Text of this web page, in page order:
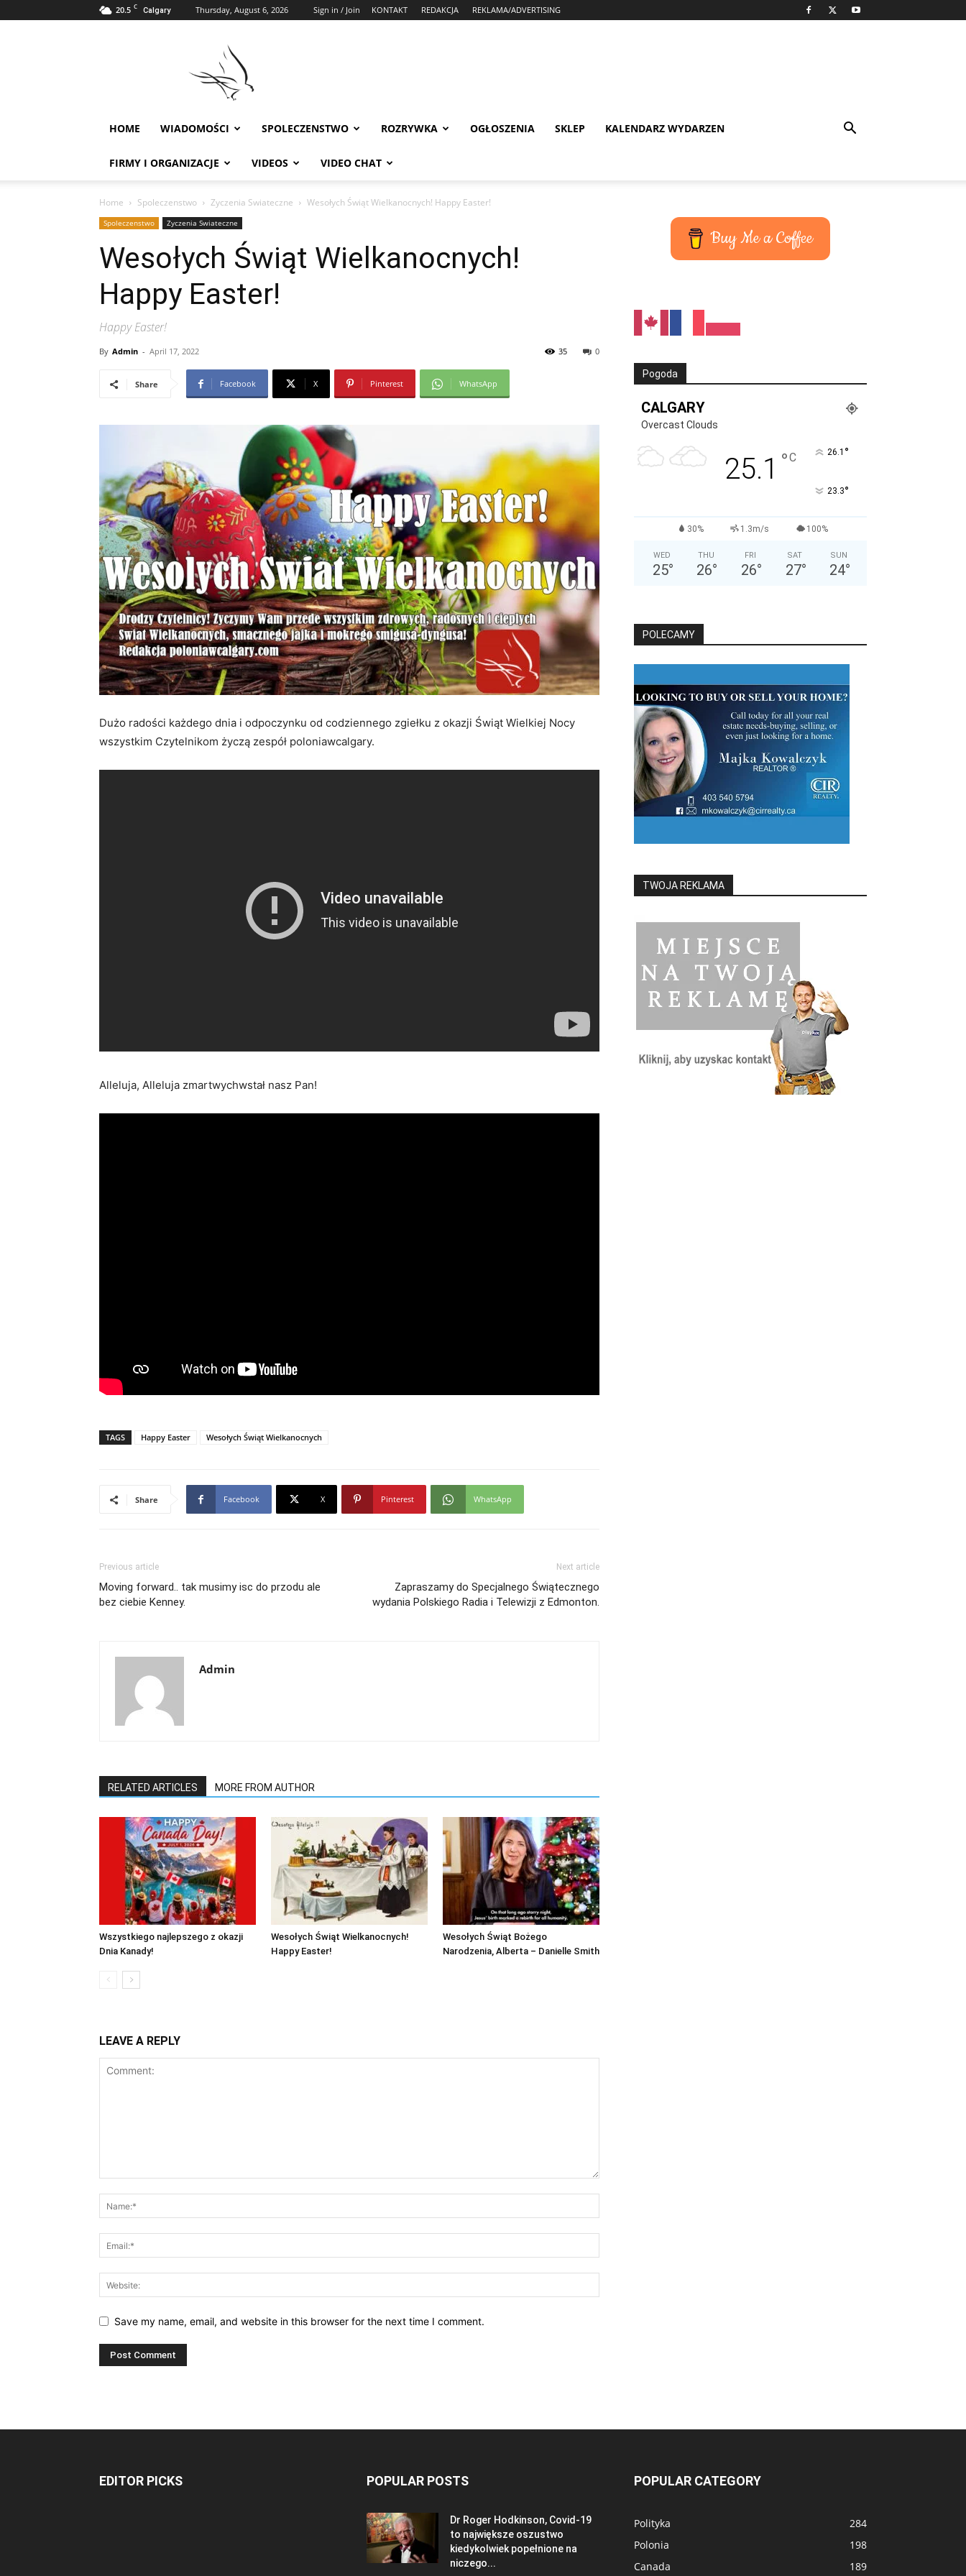
20.5 C Calgary Thursday, August 6, 2026 Sign in / Join KONTAKT REDAKCJA REKLAMA/ADVERTISING
Polonia
w
Calgary
HOME WIADOMOŚCI SPOLECZENSTWO ROZRYWKA OGŁOSZENIA SKLEP KALENDARZ WYDARZEN
FIRMY I ORGANIZACJE VIDEOS VIDEO CHAT
Home Spoleczenstwo Zyczenia Swiateczne Wesołych Świąt Wielkanocnych! Happy Easter!
Spoleczenstwo Zyczenia Swiateczne
Wesołych Świąt Wielkanocnych!
Happy Easter!
Happy Easter!
By Admin - April 17, 2022 0
35
Share Facebook X Pinterest WhatsApp
Dużo radości każdego dnia i odpoczynku od codziennego zgiełku z okazji Świąt Wielkiej Nocy
wszystkim Czytelnikom życzą zespół poloniawcalgary.
Alleluja, Alleluja zmartwychwstał nasz Pan!
TAGS Happy Easter Wesołych Świąt Wielkanocnych
Share Facebook X Pinterest WhatsApp
Previous article
Moving forward.. tak musimy isc do przodu ale
bez ciebie Kenney.
Next article
Zapraszamy do Specjalnego Świątecznego
wydania Polskiego Radia i Telewizji z Edmonton.
Admin
RELATED ARTICLES MORE FROM AUTHOR
Wszystkiego najlepszego z okazji
Dnia Kanady!
Wesołych Świąt Wielkanocnych!
Happy Easter!
Wesołych Świąt Bożego
Narodzenia, Alberta – Danielle Smith
LEAVE A REPLY
Save my name, email, and website in this browser for the next time I comment.
Buy Me a Coffee
Pogoda
CALGARY
Overcast Clouds
25.1 °C 26.1 °
23.3°
30% 1.3m/s 100%
WED
25°
THU
26°
FRI
26°
SAT
27°
SUN
24°
POLECAMY
TWOJA REKLAMA
EDITOR PICKS POPULAR POSTS
Dr Roger Hodkinson, Covid-19
to największe oszustwo
kiedykolwiek popełnione na
niczego...
POPULAR CATEGORY
Polityka
284
Polonia
198
Canada
189